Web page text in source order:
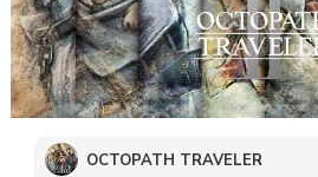
OCTOPATH TRAVELER